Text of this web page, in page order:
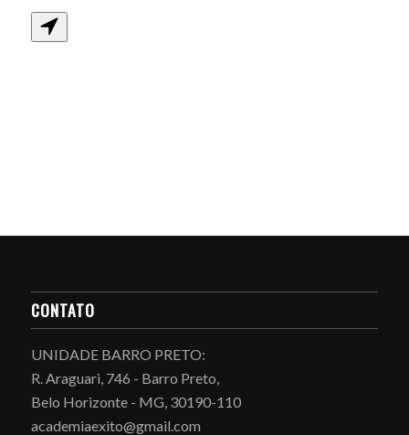
CONTATO
UNIDADE BARRO PRETO:
R. Araguari, 746 - Barro Preto,
Belo Horizonte - MG, 30190-110
academiaexito@gmail.com